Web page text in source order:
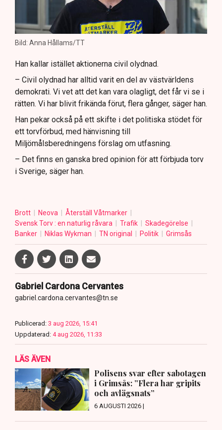
Bild: Anna Hållams/TT
Han kallar istället aktionerna civil olydnad.
– Civil olydnad har alltid varit en del av västvärldens
demokrati. Vi vet att det kan vara olagligt, det får vi se i
rätten. Vi har blivit frikända förut, flera gånger, säger han.
Han pekar också på ett skifte i det politiska stödet för
ett torvförbud, med hänvisning till
Miljömålsberedningens förslag om utfasning.
– Det finns en ganska bred opinion för att förbjuda torv
i Sverige, säger han.
Brott Neova
Återställ Våtmarker
Svensk Torv : en naturlig råvara
Trafik
Skadegörelse
Banker
Niklas Wykman TN original Politik Grimsås
Gabriel Cardona Cervantes
gabriel.cardona.cervantes@tn.se
Publicerad: 3 aug 2026, 15:41
Uppdaterad: 4 aug 2026, 11:33
LÄS ÄVEN
Polisens svar efter sabotagen
i Grimsås: ”Flera har gripits
och avlägsnats”
6 AUGUSTI 2026 |